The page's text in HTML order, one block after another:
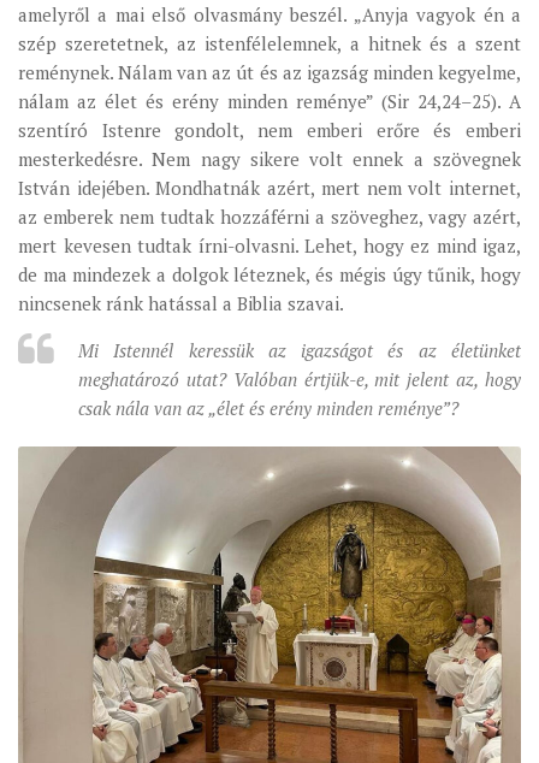
amelyről a mai első olvasmány beszél. „Anyja vagyok én a
szép szeretetnek, az istenfélelemnek, a hitnek és a szent
reménynek. Nálam van az út és az igazság minden kegyelme,
nálam az élet és erény minden reménye” (Sir 24,24–25). A
szentíró Istenre gondolt, nem emberi erőre és emberi
mesterkedésre. Nem nagy sikere volt ennek a szövegnek
István idejében. Mondhatnák azért, mert nem volt internet,
az emberek nem tudtak hozzáférni a szöveghez, vagy azért,
mert kevesen tudtak írni-olvasni. Lehet, hogy ez mind igaz,
de ma mindezek a dolgok léteznek, és mégis úgy tűnik, hogy
nincsenek ránk hatással a Biblia szavai.
Mi Istennél keressük az igazságot és az életünket
meghatározó utat? Valóban értjük-e, mit jelent az, hogy
csak nála van az „élet és erény minden reménye”?